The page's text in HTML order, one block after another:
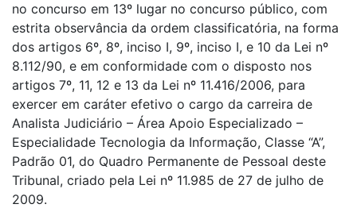
no concurso em 13º lugar no concurso público, com
estrita observância da ordem classificatória, na forma
dos artigos 6º, 8º, inciso I, 9º, inciso I, e 10 da Lei nº
8.112/90, e em conformidade com o disposto nos
artigos 7º, 11, 12 e 13 da Lei nº 11.416/2006, para
exercer em caráter efetivo o cargo da carreira de
Analista Judiciário – Área Apoio Especializado –
Especialidade Tecnologia da Informação, Classe “A”,
Padrão 01, do Quadro Permanente de Pessoal deste
Tribunal, criado pela Lei nº 11.985 de 27 de julho de
2009.